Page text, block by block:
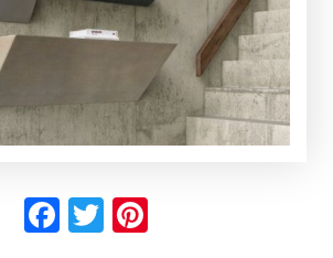
Facebook
Twitter